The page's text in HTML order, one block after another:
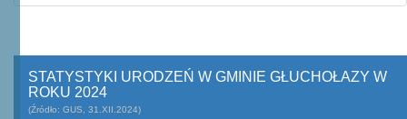
STATYSTYKI URODZEŃ W GMINIE GŁUCHOŁAZY W
ROKU 2024
(Źródło: GUS, 31.XII.2024)